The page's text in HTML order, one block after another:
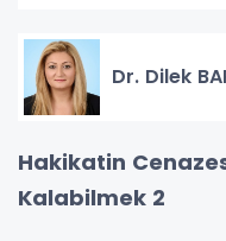
Dr. Dilek
Hakikatin
Kalabilmek 2